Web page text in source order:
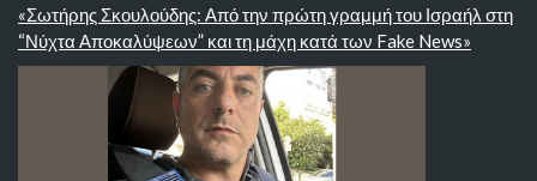
«Σωτήρης Σκουλούδης: Από την πρώτη γραμμή του Ισραήλ στη
“Νύχτα Αποκαλύψεων” και τη μάχη κατά των Fake News»